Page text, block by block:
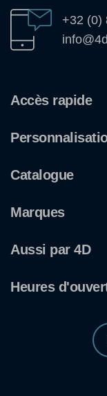
+32 (0)
Accès rapide
Catalogue
Marques
Aussi par 4D
Heures